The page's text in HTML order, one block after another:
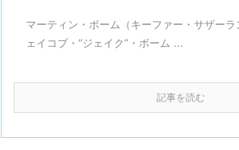
マーティン・ボーム（キーファー・サザー
ェイコブ・“ジェイク”・ボーム ...
記事を読む